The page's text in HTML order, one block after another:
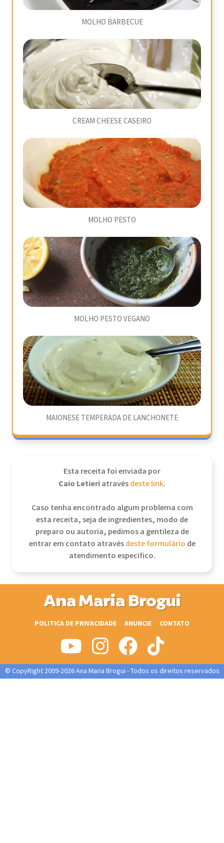
MOLHO BARBECUE
CREAM CHEESE CASEIRO
MOLHO PESTO
MOLHO PESTO VEGANO
MAIONESE TEMPERADA DE LANCHONETE
Esta receita foi enviada por
Caio Letieriatravésdeste link.
Caso tenha encontrado algum problema com
esta receita, seja de ingredientes, modo de
preparo ou autoria, pedimos a gentileza de
entrar em contato atravésdeste formulário de
atendimento específico.
Ana Maria Brogui
POLITICA DE PRIVACIDADE ANUNCIE CONTATO
© CopyRight 2009-2026 Ana Maria Brogui - Todos os direitos reservados